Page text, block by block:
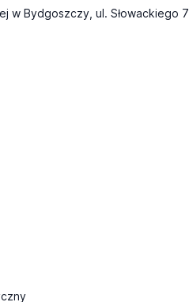
w Bydgoszczy, ul. Słowackiego 7